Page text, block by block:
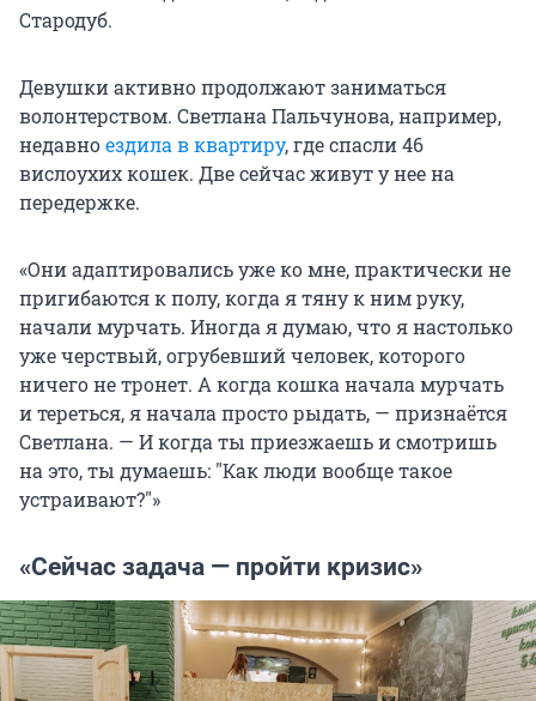
Стародуб.
Девушки активно продолжают заниматься
волонтерством. Светлана Пальчунова, например,
недавноездила в квартиру, где спасли 46
вислоухих кошек. Две сейчас живут у нее на
передержке.
«Они адаптировались уже ко мне, практически не
пригибаются к полу, когда я тяну к ним руку,
начали мурчать. Иногда я думаю, что я настолько
уже черствый, огрубевший человек, которого
ничего не тронет. А когда кошка начала мурчать
и тереться, я начала просто рыдать, — признаётся
Светлана. — И когда ты приезжаешь и смотришь
на это, ты думаешь: "Как люди вообще такое
устраивают?"»
«Сейчас задача — пройти кризис»